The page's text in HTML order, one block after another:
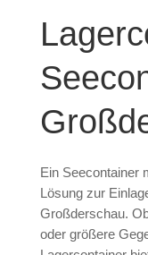
Ein Seecontainer
Lösung zur
Großderschau.
oder größere